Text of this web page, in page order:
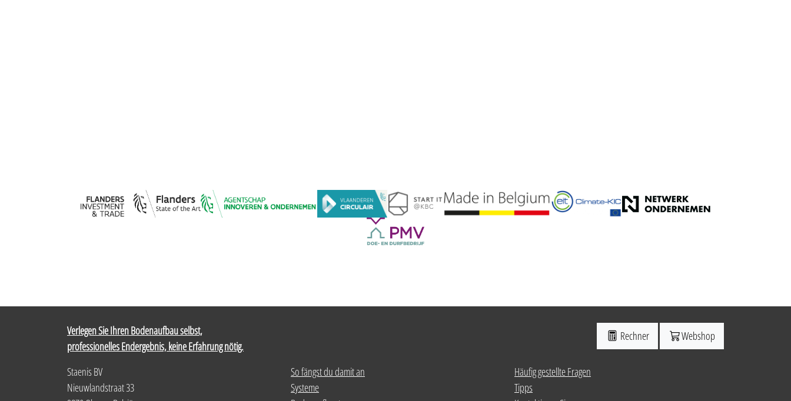
Verlegen Sie Ihren Bodenaufbau selbst,
professionelles Endergebnis, keine Erfahrung nötig.
Rechner Webshop
Staenis BV
Nieuwlandstraat 33
So fängst du damit an
Systeme
Häufig gestellte Fragen
Tipps